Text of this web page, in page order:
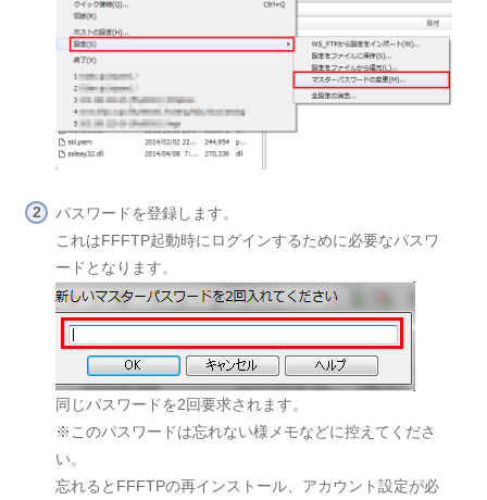
パスワードを登録します。
これはFFFTP起動時にログインするために必要なパスワ
ードとなります。
同じパスワードを2回要求されます。
※このパスワードは忘れない様メモなどに控えてくださ
い。
忘れるとFFFTPの再インストール、アカウント設定が必